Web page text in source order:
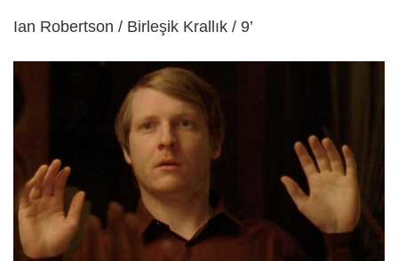
Ian Robertson / Birleşik Krallık / 9’